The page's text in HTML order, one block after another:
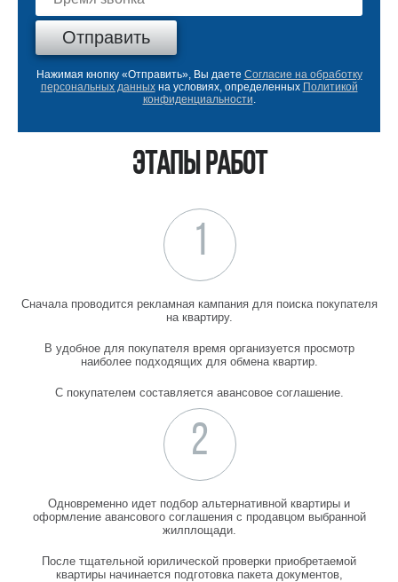
Нажимая кнопку «Отправить», Вы даете Согласие на обработку
персональных данныхна условиях, определенных Политикой
конфиденциальности.
Этапы работ
1
Сначала проводится рекламная кампания для поиска покупателя
на квартиру.
В удобное для покупателя время организуется просмотр
наиболее подходящих для обмена квартир.
С покупателем составляется авансовое соглашение.
2
Одновременно идет подбор альтернативной квартиры и
оформление авансового соглашения с продавцом выбранной
жилплощади.
После тщательной юрилической проверки приобретаемой
квартиры начинается подготовка пакета документов,